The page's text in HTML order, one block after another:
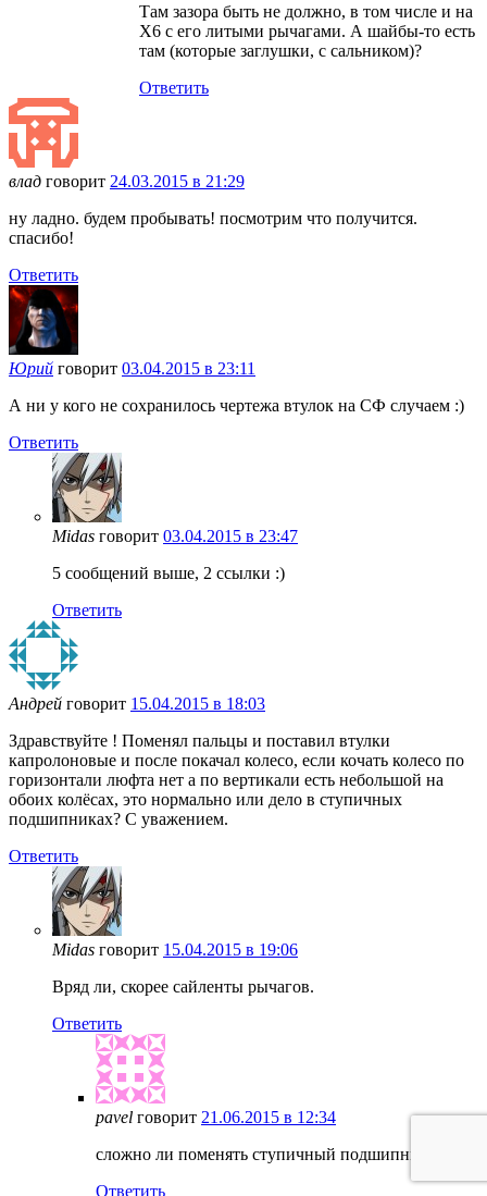
Там зазора быть не должно, в том числе и на
Х6 с его литыми рычагами. А шайбы-то есть
там (которые заглушки, с сальником)?
Ответить
влад говорит 24.03.2015 в 21:29
ну ладно. будем пробывать! посмотрим что получится.
спасибо!
Ответить
Юрий говорит 03.04.2015 в 23:11
А ни у кого не сохранилось чертежа втулок на СФ случаем :)
Ответить
Midas говорит 03.04.2015 в 23:47
5 сообщений выше, 2 ссылки :)
Ответить
Андрей говорит 15.04.2015 в 18:03
Здравствуйте ! Поменял пальцы и поставил втулки
капролоновые и после покачал колесо, если кочать колесо по
горизонтали люфта нет а по вертикали есть небольшой на
обоих колёсах, это нормально или дело в ступичных
подшипниках? С уважением.
Ответить
Midas говорит 15.04.2015 в 19:06
Вряд ли, скорее сайленты рычагов.
Ответить
pavel говорит 21.06.2015 в 12:34
сложно ли поменять ступичный подшипник?
Ответить